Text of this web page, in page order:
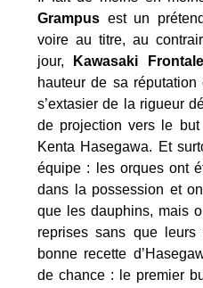
Grampus est un
voire au titre, au
jour,
Kawasaki Frontale
hauteur de sa
s’extasier de la rigueur
de projection vers le
Kenta Hasegawa. Et
équipe : les orques ont
dans la possession et
que les dauphins, mais
reprises sans que
bonne recette
de chance : le premier